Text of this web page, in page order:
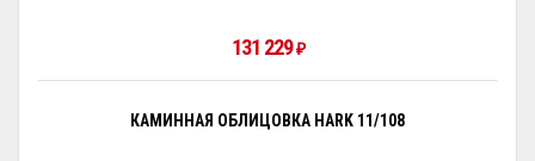
131 229₽
КАМИННАЯ ОБЛИЦОВКА HARK 11/108